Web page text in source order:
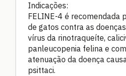
Indicações:
FELINE-4 é recomendada
de gatos contra as
vírus da rinotraqueíte,
panleucopenia felina e
atenuação da doença
psittaci.